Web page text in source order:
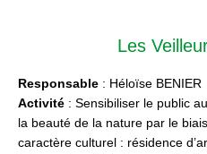
Les
Responsable : Héloïse BENIER
Activité : Sensibiliser le public
la beauté de la nature par le
caractère culturel : résidence